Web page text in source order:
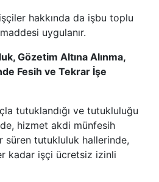
hakkında da işbu toplu
uygulanır.
Gözetim Altına Alınma,
Fesih ve Tekrar İşe
tutuklandığı ve tutukluluğu
hizmet akdi münfesih
süren tutukluluk hallerinde,
kadar işçi ücretsiz izinli